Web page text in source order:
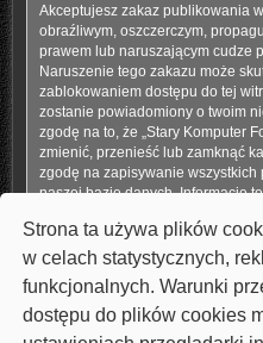
Strona ta używa plików
w celach statystycznych,
funkcjonalnych. Warunki
dostępu do plików cookies
Akceptujesz zakaz publikowania
obraźliwym, oszczerczym,
prawem lub naruszającym cudze
Naruszenie tego zakazu może
zablokowaniem dostępu do tej
zostanie powiadomiony o twoim
zgodę na to, że „Stary Komputer
zmienić, przenieść lub zamknąć
zgodę na zapisywanie
naszej bazie danych. Informacje
ponosi odpowiedzialności za
może dojść do kradzieży danych.
Strona główna